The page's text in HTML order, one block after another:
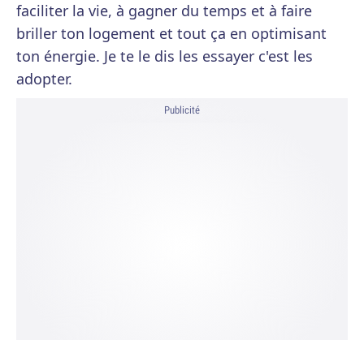
faciliter la vie, à gagner du temps et à faire
briller ton logement et tout ça en optimisant
ton énergie. Je te le dis les essayer c'est les
adopter.
Publicité